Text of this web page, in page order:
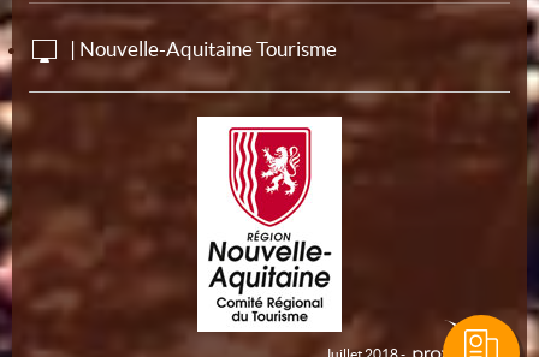
| Nouvelle-Aquitaine Tourisme